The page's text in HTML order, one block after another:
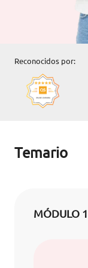
Reconocidos por:
Temario
MÓDULO 1